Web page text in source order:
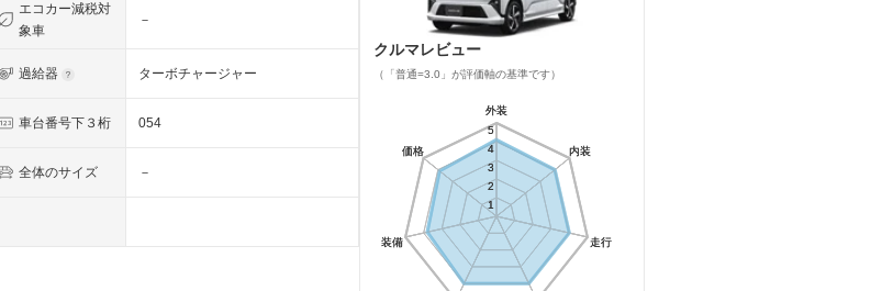
エコカー減税対
象車
－
過給器 ターボチャージャー
車台番号下３桁 054
全体のサイズ －
クルマレビュー
（「普通=3.0」が評価軸の基準です）
外装
内装
走行
装備
価格
1
2
3
4
5
外装
内装
走行
装備
価格
1
2
3
4
5